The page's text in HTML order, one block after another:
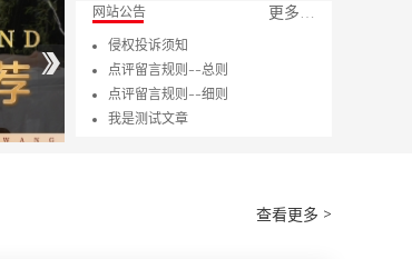
网站公告 更多…
青莲体验网知识产权声明
青莲体验网隐私政策
青莲体验网用户服务协议
用户诚信公约
查看更多 >